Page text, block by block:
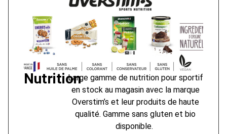
NutritionLarge gamme de nutrition pour sportif
en stock au magasin avec la marque
Overstim’s et leur produits de haute
qualité. Gamme sans gluten et bio
disponible.